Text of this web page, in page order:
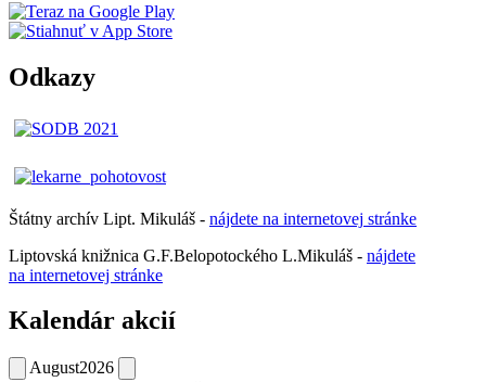
Odkazy
Štátny archív Lipt. Mikuláš - nájdete na internetovej stránke
Liptovská knižnica G.F.Belopotockého L.Mikuláš - nájdete
na internetovej stránke
Kalendár akcií
August2026